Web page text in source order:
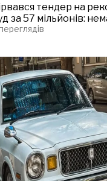
тендер на
за 57 мільйонів: